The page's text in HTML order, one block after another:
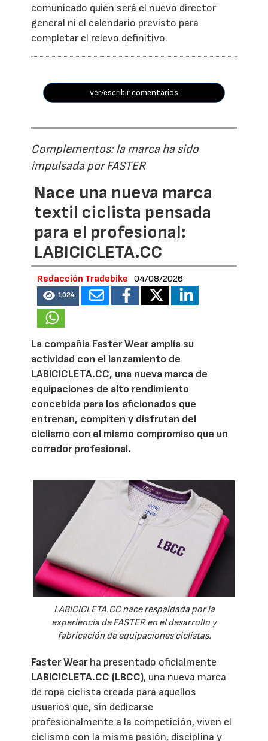
comunicado quién será el nuevo director
general ni el calendario previsto para
completar el relevo definitivo.
ver/escribir comentarios
Complementos: la marca ha sido
impulsada por FASTER
Nace una nueva marca
textil ciclista pensada
para el profesional:
LABICICLETA.CC
Redacción Tradebike 04/08/2026
1024
La compañía Faster Wear amplía su
actividad con el lanzamiento de
LABICICLETA.CC, una nueva marca de
equipaciones de alto rendimiento
concebida para los aficionados que
entrenan, compiten y disfrutan del
ciclismo con el mismo compromiso que un
corredor profesional.
LABICICLETA.CC nace respaldada por la
experiencia de FASTER en el desarrollo y
fabricación de equipaciones ciclistas.
Faster Wearha presentado oficialmente
LABICICLETA.CC (LBCC), una nueva marca
de ropa ciclista creada para aquellos
usuarios que, sin dedicarse
profesionalmente a la competición, viven el
ciclismo con la misma pasión, disciplina y